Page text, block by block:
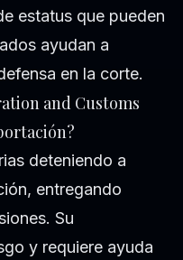
estatus que pueden
ayudan a
en la corte.
and Customs
deteniendo a
entregando
Su
y requiere ayuda